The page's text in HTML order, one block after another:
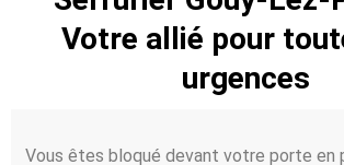
Votre allié pour
urgences
Vous êtes bloqué devant votre porte en